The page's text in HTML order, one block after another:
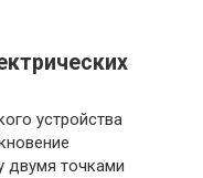
устройства
двумя точками